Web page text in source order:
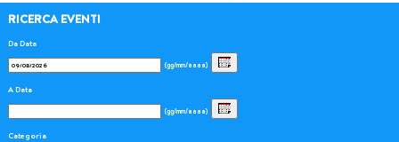
RICERCA EVENTI
Da Data
(gg/mm/aaaa)
A Data
(gg/mm/aaaa)
Categoria